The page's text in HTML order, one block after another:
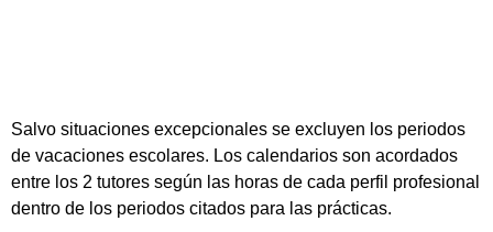
Salvo situaciones excepcionales se excluyen los periodos
de vacaciones escolares. Los calendarios son acordados
entre los 2 tutores según las horas de cada perfil profesional
dentro de los periodos citados para las prácticas.